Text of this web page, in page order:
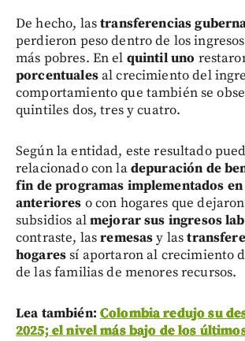
De hecho, lastransferencias
perdieron peso dentro de los
más pobres. En el quintil uno
porcentualesal crecimiento del
comportamiento que también se
quintiles dos, tres y cuatro.
Según la entidad, este resultado
relacionado con ladepuración de
fin de programas implementados en
anteriores o con hogares que
subsidios almejorar sus ingresos
contraste, lasremesasy las
hogaressí aportaron al crecimiento
de las familias de menores recursos.
Lea también: Colombia redujo su
2025; el nivel más bajo de los